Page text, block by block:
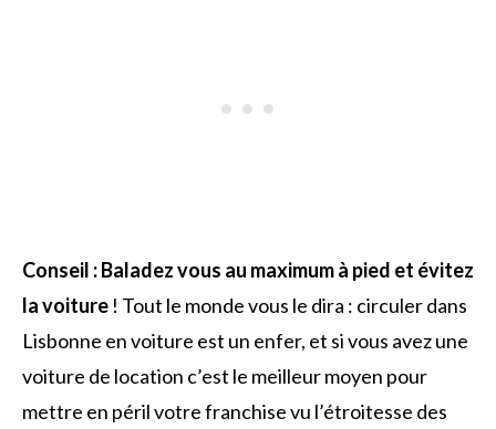
Conseil : Baladez vous au maximum à pied et évitez
la voiture ! Tout le monde vous le dira : circuler dans
Lisbonne en voiture est un enfer, et si vous avez une
voiture de location c’est le meilleur moyen pour
mettre en péril votre franchise vu l’étroitesse des